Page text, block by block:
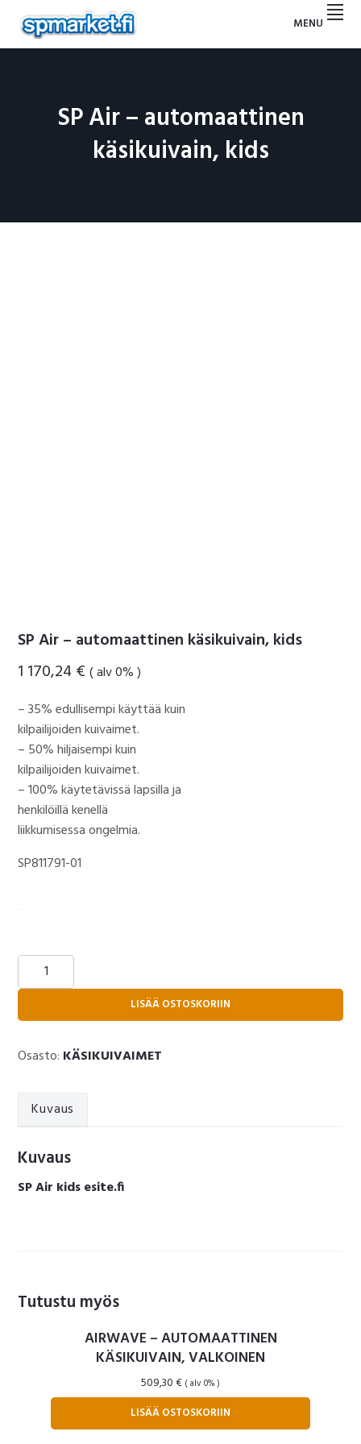
ensisijaiseen
valikkoon
pääsisältöön
ensisijaiseen
sivupalkkiin
alatunnisteeseen
SP
MENU
SP Air – automaattinen
käsikuivain, kids
SP Air – automaattinen käsikuivain, kids
1 170,24 € ( alv 0% )
– 35% edullisempi käyttää kuin
kilpailijoiden kuivaimet.
– 50% hiljaisempi kuin
kilpailijoiden kuivaimet.
– 100% käytetävissä lapsilla ja
henkilöillä kenellä
liikkumisessa ongelmia.
SP811791-01
SP
Air
automaattinen
käsikuivain,
kids
LISÄÄ OSTOSKORIIN
Osasto: KÄSIKUIVAIMET
Kuvaus
Kuvaus
SP Air kids esite.fi
Tutustu myös
AIRWAVE – AUTOMAATTINEN
KÄSIKUIVAIN, VALKOINEN
509,30€ ( alv 0% )
LISÄÄ OSTOSKORIIN